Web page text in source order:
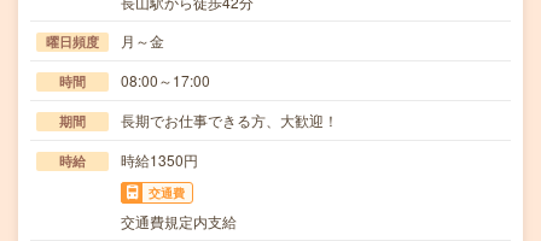
曜日頻度 月～金
時間 08:00～17:00
期間 長期でお仕事できる方、大歓迎！
時給 時給1350円
交通費
交通費規定内支給